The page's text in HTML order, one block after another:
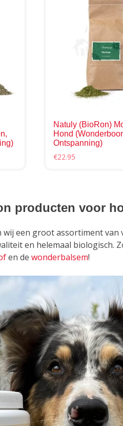
Natuly (BioRon)
Hond
Ontspanning)
€22.95
producten voor
een groot assortiment
en helemaal biologisch.
en de wonderbalsem!